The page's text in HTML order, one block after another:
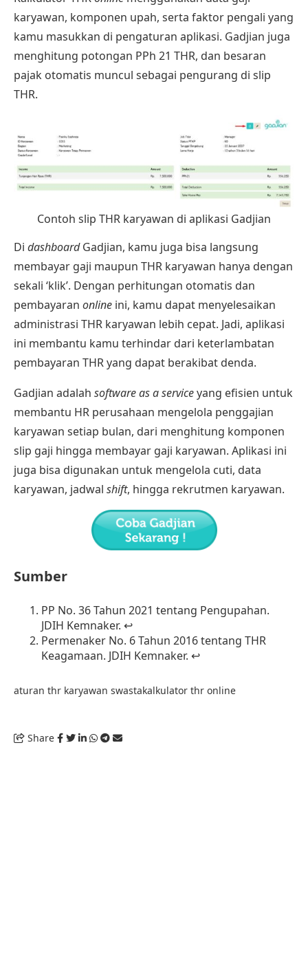
karyawan, komponen upah, serta faktor pengali yang
kamu masukkan di pengaturan aplikasi. Gadjian juga
menghitung potongan PPh 21 THR, dan besaran
pajak otomatis muncul sebagai pengurang di slip
THR.
Contoh slip THR karyawan di aplikasi Gadjian
Di dashboardGadjian, kamu juga bisa langsung
membayar gaji maupun THR karyawan hanya dengan
sekali ‘klik’. Dengan perhitungan otomatis dan
pembayaran online ini, kamu dapat menyelesaikan
administrasi THR karyawan lebih cepat. Jadi, aplikasi
ini membantu kamu terhindar dari keterlambatan
pembayaran THR yang dapat berakibat denda.
Gadjian adalah software as a serviceyang efisien untuk
membantu HR perusahaan mengelola penggajian
karyawan setiap bulan, dari menghitung komponen
slip gaji hingga membayar gaji karyawan. Aplikasi ini
juga bisa digunakan untuk mengelola cuti, data
karyawan, jadwal shift, hingga rekrutmen karyawan.
Sumber
PP No. 36 Tahun 2021 tentang Pengupahan.
JDIH Kemnaker. ↩︎
Permenaker No. 6 Tahun 2016 tentang THR
Keagamaan. JDIH Kemnaker. ↩︎
aturan thr karyawan swastakalkulator thr online
Share